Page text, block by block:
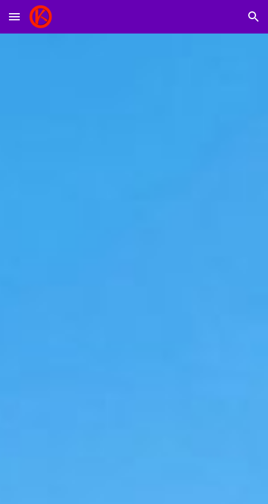
Skip to main content Skip to navigation